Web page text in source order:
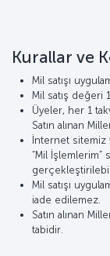
Kurallar ve
Mil satışı
Mil satış değeri
Üyeler, her 1
Satın alınan
İnternet sitemiz
“Mil İşlemlerim”
Mil satışı
iade edilemez.
Satın alınan
tabidir.